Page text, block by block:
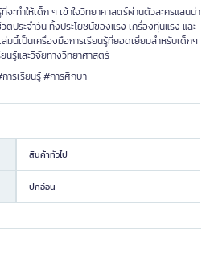
ะทำให้เด็ก ๆ เข้าใจวิทยาศาสตร์ผ่านตัวละครแสนน่า
ตประจำวัน ทั้งประโยชน์ของแรง เครื่องทุ่นแรง และ
นี้เป็นเครื่องมือการเรียนรู้ที่ยอดเยี่ยมสำหรับเด็กๆ
นรู้และวิจัยทางวิทยาศาสตร์
ารเรียนรู้ #การศึกษา
สินค้าทั่วไป
ปกอ่อน